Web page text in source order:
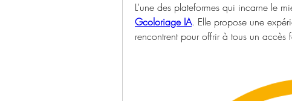
Gcoloriage IA. Elle propose une
rencontrent pour offrir à tous un